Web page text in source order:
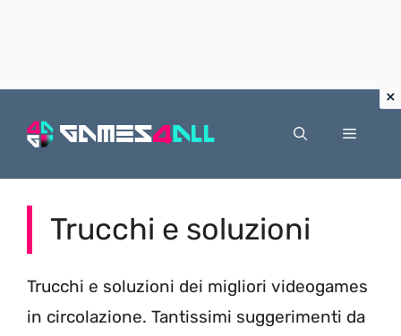
Menu
Trucchi e soluzioni
Trucchi e soluzioni dei migliori videogames
in circolazione. Tantissimi suggerimenti da